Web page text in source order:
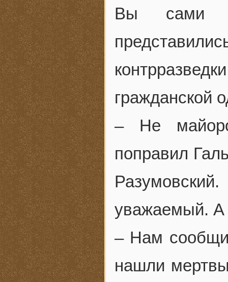
Вы сами
гражданской
– Не
поправил
уважаемый. А
– Нам
нашли